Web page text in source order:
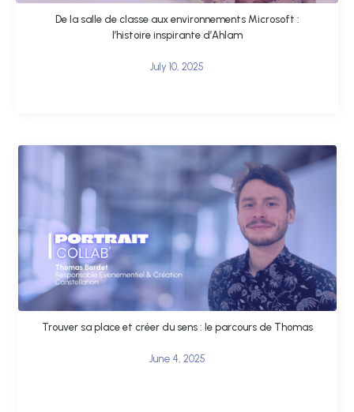
De la salle de classe aux environnements Microsoft :
l’histoire inspirante d’Ahlam
July 10, 2025
Trouver sa place et créer du sens : le parcours de Thomas
June 4, 2025